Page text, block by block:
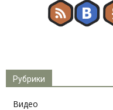
Рубрики
Видео